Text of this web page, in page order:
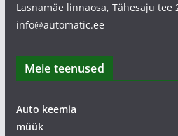
Lasnamäe linnaosa, Tähesaju tee
info@automatic.ee
Meie teenused
Auto keemia
müük